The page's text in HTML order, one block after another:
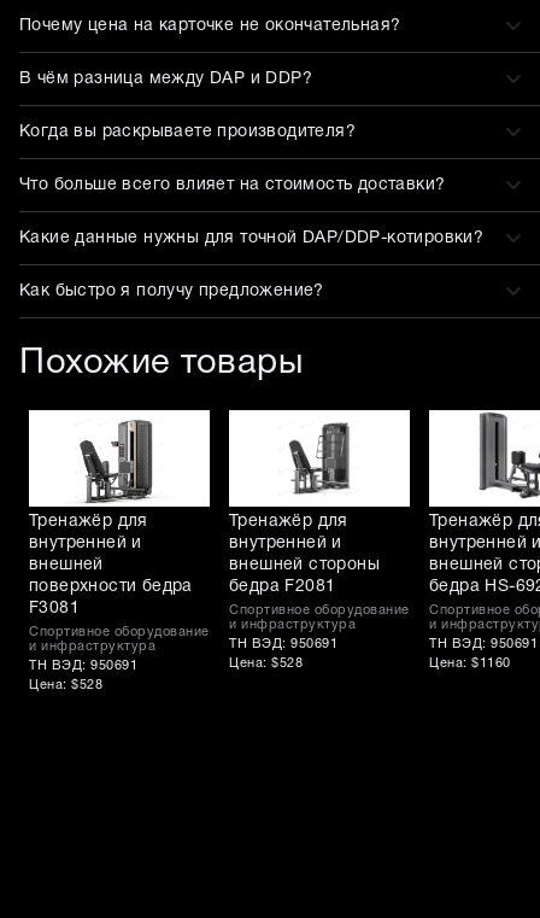
Почему цена на карточке не окончательная?
В чём разница между DAP и DDP?
Когда вы раскрываете производителя?
Что больше всего влияет на стоимость доставки?
Какие данные нужны для точной DAP/DDP-котировки?
Как быстро я получу предложение?
Похожие товары
Тренажёр для
внутренней и
внешней
поверхности бедра
F3081
Спортивное оборудование
и инфраструктура
ТН ВЭД: 950691
Цена: $528
Тренажёр для
внутренней и
внешней стороны
бедра F2081
Спортивное оборудование
и инфраструктура
ТН ВЭД: 950691
Цена: $528
Тренажёр
внутренней
внешней
бедра HS-
Спортивное
и
ТН ВЭД: 950691
Цена: $1160